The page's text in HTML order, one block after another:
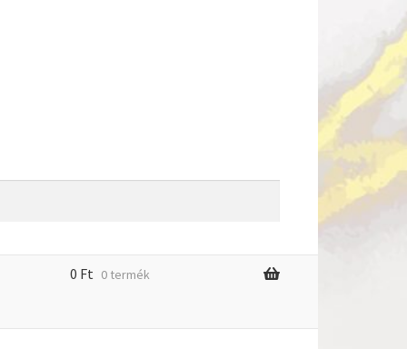
0 Ft 0 termék